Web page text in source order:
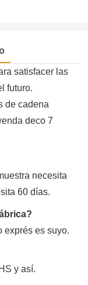
satisfacer las
futuro.
necesita
60 días.
exprés es suyo.
y así.